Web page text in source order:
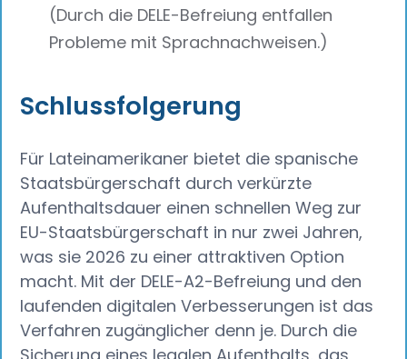
(Durch die DELE-Befreiung entfallen
Probleme mit Sprachnachweisen.)
Schlussfolgerung
Für Lateinamerikaner bietet die spanische
Staatsbürgerschaft durch verkürzte
Aufenthaltsdauer einen schnellen Weg zur
EU-Staatsbürgerschaft in nur zwei Jahren,
was sie 2026 zu einer attraktiven Option
macht. Mit der DELE-A2-Befreiung und den
laufenden digitalen Verbesserungen ist das
Verfahren zugänglicher denn je. Durch die